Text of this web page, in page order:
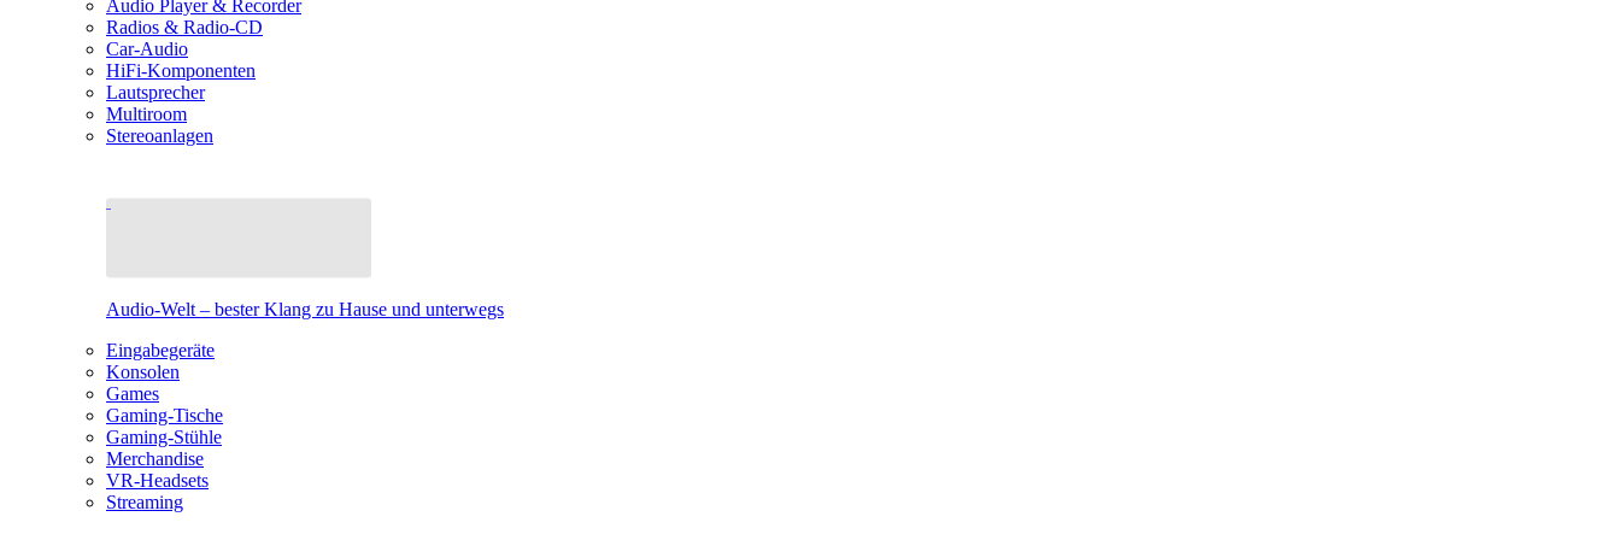
Audio Player & Recorder
Radios & Radio-CD
Car-Audio
HiFi-Komponenten
Lautsprecher
Multiroom
Stereoanlagen
Audio-Welt – bester Klang zu Hause und unterwegs
Eingabegeräte
Konsolen
Games
Gaming-Tische
Gaming-Stühle
Merchandise
VR-Headsets
Streaming